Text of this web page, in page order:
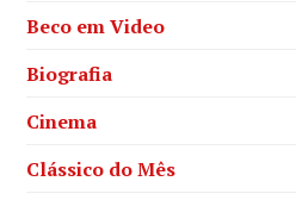
Beco em Video
Biografia
Cinema
Clássico do Mês